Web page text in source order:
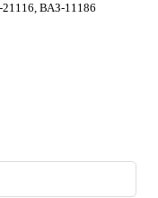
ВАЗ-11186